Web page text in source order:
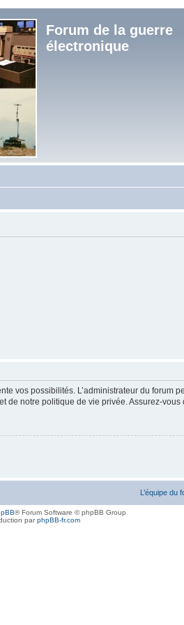
Forum de la guerre
électronique
vos possibilités. L’administrateur du
de notre politique de vie privée. Assurez-
L’équipe du
® Forum Software © phpBB Group
parphpBB-fr.com